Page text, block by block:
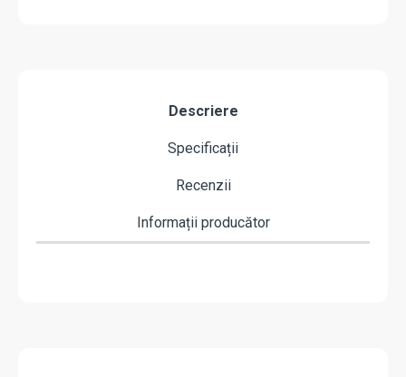
Descriere
Specificații
Recenzii
Informații producător